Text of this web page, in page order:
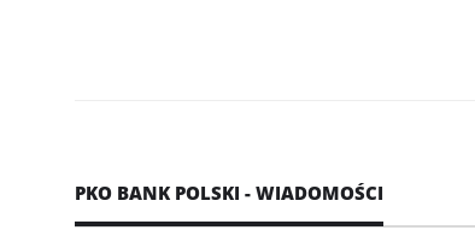
PKO BANK POLSKI - WIADOMOŚCI